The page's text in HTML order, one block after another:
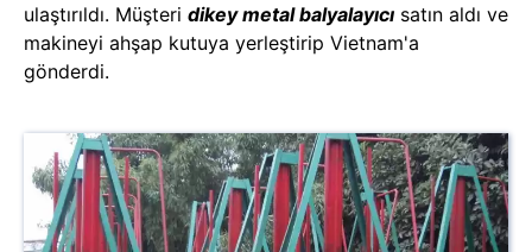
ulaştırıldı. Müşteri dikey metal balyalayıcı satın aldı ve
makineyi ahşap kutuya yerleştirip Vietnam'a
gönderdi.